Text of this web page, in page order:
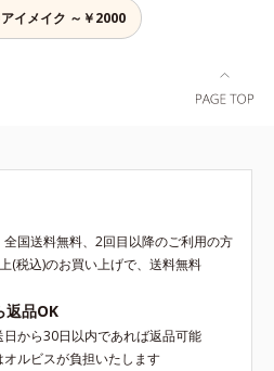
イメイク ～￥2000
国送料無料、2回目以降のご利用の方
(税込)のお買い上げで、送料無料
返品OK
から30日以内であれば返品可能
ルビスが負担いたします